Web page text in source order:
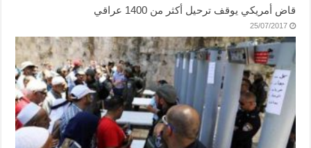
قاض أمريكي يوقف ترحيل أكثر من 1400 عراقي
25/07/2017